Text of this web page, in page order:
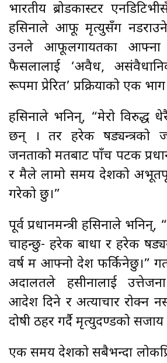
भारतीय ब्रोडकास्टर
हसिनाले आफू मृत्युसँग
उनले आफूलगायतका आफ्ना
फैसलालाई ‘अवैध,
रूपमा प्रेरित’ प्रक्रियाको एक
हसिनाले भनिन्, “मेरो विरुद्ध
छन् । तर हरेक षड्यन्त्रको
जनताको मतबाट पाँच पटक
र मैले लामो समय देशको
गरेको छु।”
पूर्व प्रधानमन्त्री हसिनाले भनिन्,
चाहन्छु- हरेक बाधा र हरेक
वर्ष म आफ्नो देश फर्किनेछु।”
अदालतले हसीनालाई
आदेश दिने र अत्याचार रोक्न
दोषी ठहर गर्दै मृत्युदण्डको
एक समय देशको सबैभन्दा